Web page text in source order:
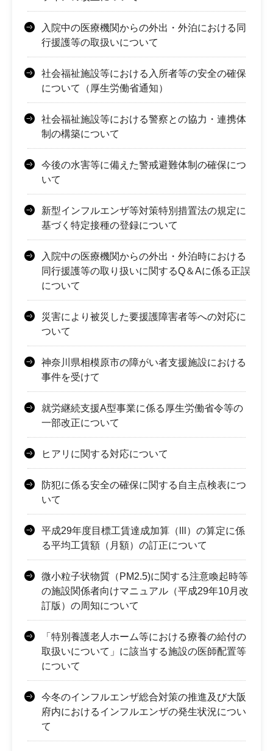
入院中の医療機関からの外出・外泊における同
行援護等の取扱いについて
社会福祉施設等における入所者等の安全の確保
について（厚生労働省通知）
社会福祉施設等における警察との協力・連携体
制の構築について
今後の水害等に備えた警戒避難体制の確保につ
いて
新型インフルエンザ等対策特別措置法の規定に
基づく特定接種の登録について
入院中の医療機関からの外出・外泊時における
同行援護等の取り扱いに関するQ＆Aに係る正誤
について
災害により被災した要援護障害者等への対応に
ついて
神奈川県相模原市の障がい者支援施設における
事件を受けて
就労継続支援A型事業に係る厚生労働省令等の
一部改正について
ヒアリに関する対応について
防犯に係る安全の確保に関する自主点検表につ
いて
平成29年度目標工賃達成加算（lll）の算定に係
る平均工賃額（月額）の訂正について
微小粒子状物質（PM2.5)に関する注意喚起時等
の施設関係者向けマニュアル（平成29年10月改
訂版）の周知について
「特別養護老人ホーム等における療養の給付の
取扱いについて」に該当する施設の医師配置等
について
今冬のインフルエンザ総合対策の推進及び大阪
府内におけるインフルエンザの発生状況につい
て